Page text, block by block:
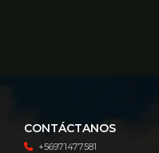
CONTÁCTANOS
+56971477581